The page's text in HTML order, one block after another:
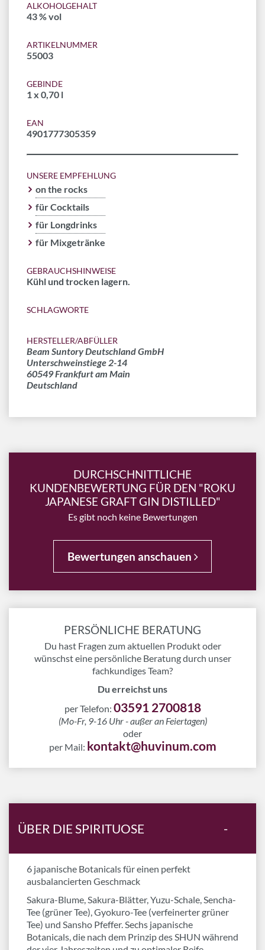
ALKOHOLGEHALT
43 % vol
ARTIKELNUMMER
55003
GEBINDE
1 x 0,70 l
EAN
4901777305359
UNSERE EMPFEHLUNG
on the rocks
für Cocktails
für Longdrinks
für Mixgetränke
GEBRAUCHSHINWEISE
Kühl und trocken lagern.
SCHLAGWORTE
HERSTELLER/ABFÜLLER
Beam Suntory Deutschland GmbH
Unterschweinstiege 2-14
60549 Frankfurt am Main
Deutschland
DURCHSCHNITTLICHE
KUNDENBEWERTUNG FÜR DEN "ROKU
JAPANESE GRAFT GIN DISTILLED"
Es gibt noch keine Bewertungen
Bewertungen anschauen
PERSÖNLICHE BERATUNG
Du hast Fragen zum aktuellen Produkt oder
wünschst eine persönliche Beratung durch unser
fachkundiges Team?
Du erreichst uns
per Telefon: 03591 2700818
(Mo-Fr, 9-16 Uhr - außer an Feiertagen)
oder
per Mail: kontakt@huvinum.com
ÜBER DIE SPIRITUOSE -
6 japanische Botanicals für einen perfekt
ausbalancierten Geschmack
Sakura-Blume, Sakura-Blätter, Yuzu-Schale, Sencha-
Tee (grüner Tee), Gyokuro-Tee (verfeinerter grüner
Tee) und Sansho Pfeffer. Sechs japanische
Botanicals, die nach dem Prinzip des SHUN während